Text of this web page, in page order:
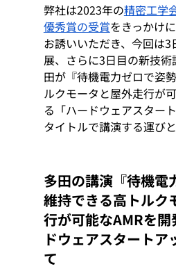
弊社は2023年の精密工学
優秀賞の受賞をきっかけ
お誘いいただき、今回は3
展、さらに3日目の新技
田が『待機電力ゼロで姿
ルクモータと屋外走行が
る「ハードウェアスター
タイトルで講演する運び
多田の講演『待機電
維持できる高トルク
行が可能なAMRを
ドウェアスタートア
て